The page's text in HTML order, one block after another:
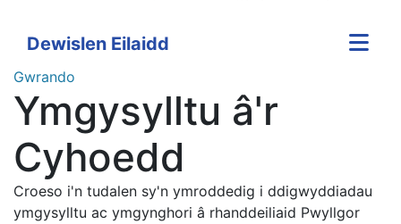
Dewislen Eilaidd
Gwrando
Ymgysylltu â'r
Cyhoedd
Croeso i'n tudalen sy'n ymroddedig i ddigwyddiadau
ymgysylltu ac ymgynghori â rhanddeiliaid Pwyllgor